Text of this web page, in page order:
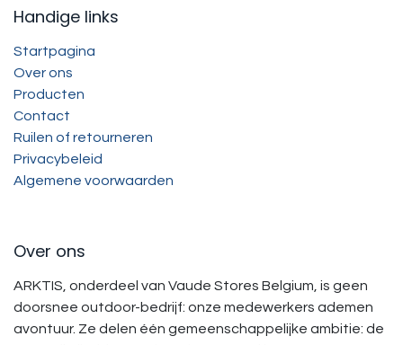
Handige links
Startpagina
Over ons
Producten
Contact
Ruilen of retourneren
Privacybeleid
Algemene voorwaarden
Over ons
ARKTIS, onderdeel van Vaude Stores Belgium, is geen
doorsnee outdoor-bedrijf: onze medewerkers ademen
avontuur. Ze delen één gemeenschappelijke ambitie: de